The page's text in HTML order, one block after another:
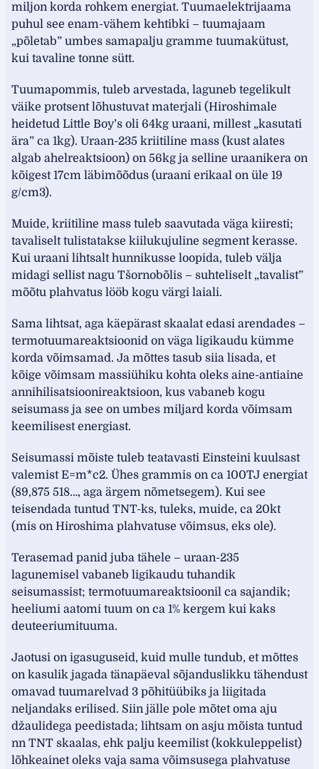
miljon korda rohkem energiat. Tuumaelektrijaama
puhul see enam-vähem kehtibki – tuumajaam
„põletab” umbes samapalju gramme tuumakütust,
kui tavaline tonne sütt.
Tuumapommis, tuleb arvestada, laguneb tegelikult
väike protsent lõhustuvat materjali (Hiroshimale
heidetud Little Boy’s oli 64kg uraani, millest „kasutati
ära” ca 1kg). Uraan-235 kriitiline mass (kust alates
algab ahelreaktsioon) on 56kg ja selline uraanikera on
kõigest 17cm läbimõõdus (uraani erikaal on üle 19
g/cm3).
Muide, kriitiline mass tuleb saavutada väga kiiresti;
tavaliselt tulistatakse kiilukujuline segment kerasse.
Kui uraani lihtsalt hunnikusse loopida, tuleb välja
midagi sellist nagu Tšornobõlis – suhteliselt „tavalist”
mõõtu plahvatus lööb kogu värgi laiali.
Sama lihtsat, aga käepärast skaalat edasi arendades –
termotuumareaktsioonid on väga ligikaudu kümme
korda võimsamad. Ja mõttes tasub siia lisada, et
kõige võimsam massiühiku kohta oleks aine-antiaine
annihilisatsioonireaktsioon, kus vabaneb kogu
seisumass ja see on umbes miljard korda võimsam
keemilisest energiast.
Seisumassi mõiste tuleb teatavasti Einsteini kuulsast
valemist E=m*c2. Ühes grammis on ca 100TJ energiat
(89,875 518…, aga ärgem nõmetsegem). Kui see
teisendada tuntud TNT-ks, tuleks, muide, ca 20kt
(mis on Hiroshima plahvatuse võimsus, eks ole).
Terasemad panid juba tähele – uraan-235
lagunemisel vabaneb ligikaudu tuhandik
seisumassist; termotuumareaktsioonil ca sajandik;
heeliumi aatomi tuum on ca 1% kergem kui kaks
deuteeriumituuma.
Jaotusi on igasuguseid, kuid mulle tundub, et mõttes
on kasulik jagada tänapäeval sõjanduslikku tähendust
omavad tuumarelvad 3 põhitüübiks ja liigitada
neljandaks erilised. Siin jälle pole mõtet oma aju
džaulidega peedistada; lihtsam on asju mõista tuntud
nn TNT skaalas, ehk palju keemilist (kokkuleppelist)
lõhkeainet oleks vaja sama võimsusega plahvatuse